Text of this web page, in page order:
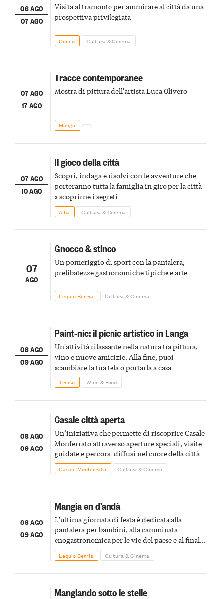
06 AGO
07 AGO
Visita al tramonto per ammirare al città da una
prospettiva privilegiata
Cuneo Cultura & Cinema
07 AGO
17 AGO
Tracce contemporanee
Mostra di pittura dell'artista Luca Olivero
Mango
07 AGO
10 AGO
Il gioco della città
Scopri, indaga e risolvi con le avventure che
porteranno tutta la famiglia in giro per la città
a scoprirne i segreti
Alba Cultura & Cinema
07
AGO
Gnocco & stinco
Un pomeriggio di sport con la pantalera,
prelibatezze gastronomiche tipiche e arte
Lequio Berria Cultura & Cinema
08 AGO
09 AGO
Paint-nic: il picnic artistico in Langa
Un'attività rilassante nella natura tra pittura,
vino e nuove amicizie. Alla fine, puoi
scambiare la tua tela o portarla a casa
Treiso Wine & Food
08 AGO
09 AGO
Casale città aperta
Un’iniziativa che permette di riscoprire Casale
Monferrato attraverso aperture speciali, visite
guidate e percorsi diffusi nel cuore della città
Casale Monferrato Cultura & Cinema
08 AGO
09 AGO
Mangia en d’andà
L'ultima giornata di festa è dedicata alla
pantalera per bambini, alla camminata
enogastronomica per le vie del paese e al finale
pirotecnico
Lequio Berria Cultura & Cinema
Mangiando sotto le stelle